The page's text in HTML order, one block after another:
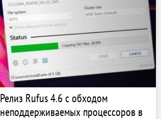
Релиз Rufus 4.6 с обходом
неподдерживаемых процессоров в